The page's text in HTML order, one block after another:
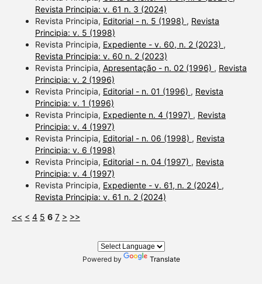
Revista Principia: v. 61 n. 3 (2024)
Revista Principia, Editorial - n. 5 (1998) , Revista
Principia: v. 5 (1998)
Revista Principia, Expediente - v. 60, n. 2 (2023) ,
Revista Principia: v. 60 n. 2 (2023)
Revista Principia, Apresentação - n. 02 (1996) , Revista
Principia: v. 2 (1996)
Revista Principia, Editorial - n. 01 (1996) , Revista
Principia: v. 1 (1996)
Revista Principia, Expediente n. 4 (1997) , Revista
Principia: v. 4 (1997)
Revista Principia, Editorial - n. 06 (1998) , Revista
Principia: v. 6 (1998)
Revista Principia, Editorial - n. 04 (1997) , Revista
Principia: v. 4 (1997)
Revista Principia, Expediente - v. 61, n. 2 (2024) ,
Revista Principia: v. 61 n. 2 (2024)
<< < 4 5 6 7 > >>
Powered by Translate